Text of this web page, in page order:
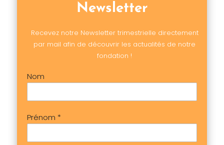
Newsletter
Recevez notre Newsletter trimestrielle directement
par mail afin de découvrir les actualités de notre
fondation !
Nom
Prénom *